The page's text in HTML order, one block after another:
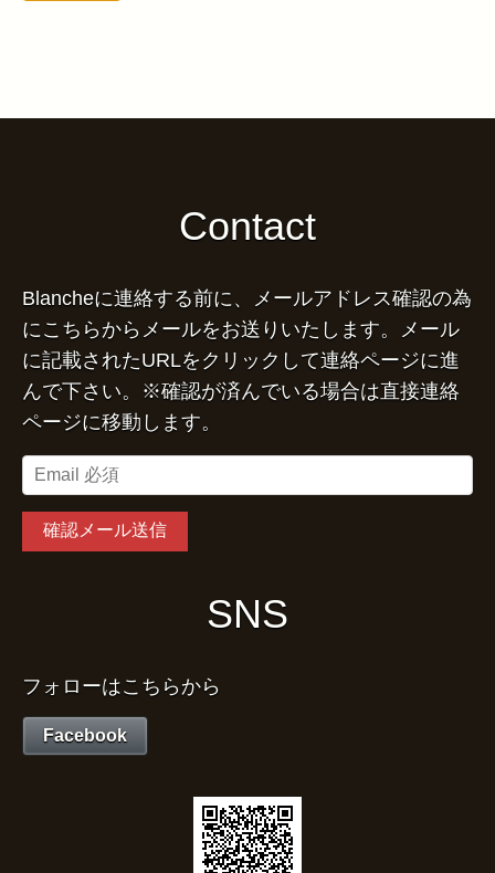
Contact
Blancheに連絡する前に、メールアドレス確認の為
にこちらからメールをお送りいたします。メール
に記載されたURLをクリックして連絡ページに進
んで下さい。※確認が済んでいる場合は直接連絡
ページに移動します。
SNS
フォローはこちらから
Facebook